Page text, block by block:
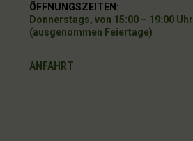
ÖFFNUNGSZEITEN :
Donnerstags, von 15:00 – 19:00 Uhr
(ausgenommen Feiertage)
ANFAHRT